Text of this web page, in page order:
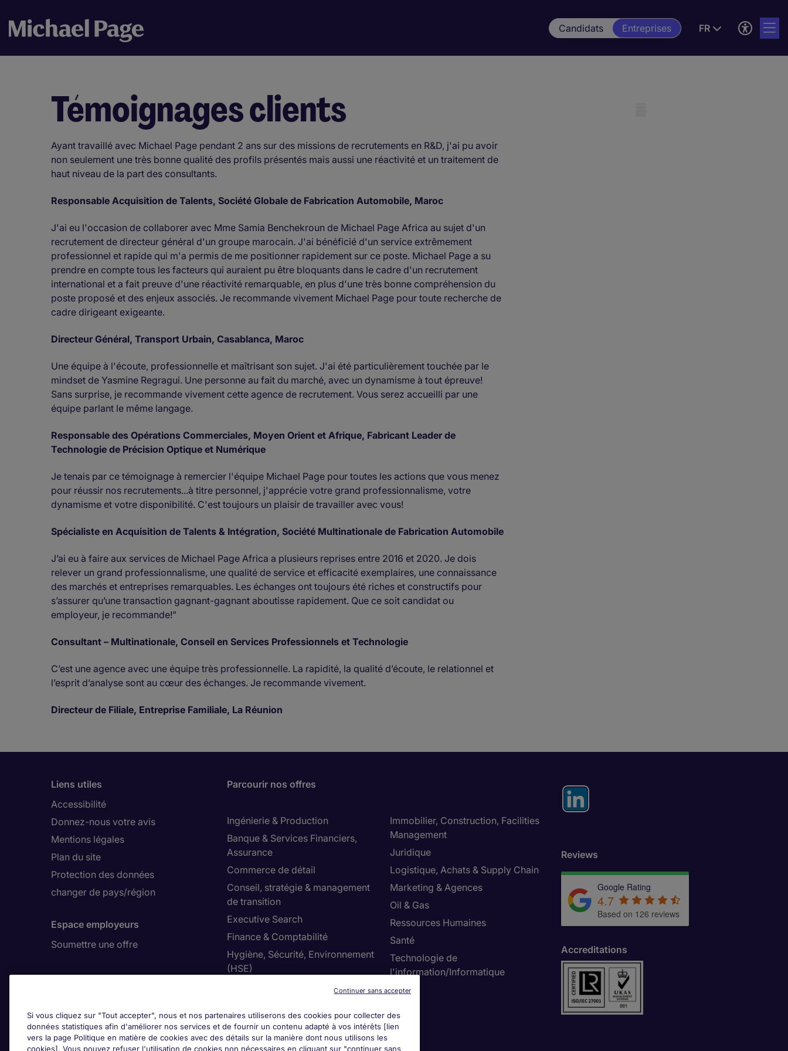
Candidats Entreprises FR
Témoignages clients
Ayant travaillé avec Michael Page pendant 2 ans sur des missions de recrutements en R&D, j'ai pu avoir
non seulement une très bonne qualité des profils présentés mais aussi une réactivité et un traitement de
haut niveau de la part des consultants.
Responsable Acquisition de Talents, Société Globale de Fabrication Automobile, Maroc
J'ai eu l'occasion de collaborer avec Mme Samia Benchekroun de Michael Page Africa au sujet d'un
recrutement de directeur général d'un groupe marocain. J'ai bénéficié d'un service extrêmement
professionnel et rapide qui m'a permis de me positionner rapidement sur ce poste. Michael Page a su
prendre en compte tous les facteurs qui auraient pu être bloquants dans le cadre d'un recrutement
international et a fait preuve d'une réactivité remarquable, en plus d'une très bonne compréhension du
poste proposé et des enjeux associés. Je recommande vivement Michael Page pour toute recherche de
cadre dirigeant exigeante.
Directeur Général, Transport Urbain, Casablanca, Maroc
Une équipe à l'écoute, professionnelle et maîtrisant son sujet. J'ai été particulièrement touchée par le
mindset de Yasmine Regragui. Une personne au fait du marché, avec un dynamisme à tout épreuve!
Sans surprise, je recommande vivement cette agence de recrutement. Vous serez accueilli par une
équipe parlant le même langage.
Responsable des Opérations Commerciales, Moyen Orient et Afrique, Fabricant Leader de
Technologie de Précision Optique et Numérique
Je tenais par ce témoignage à remercier l'équipe Michael Page pour toutes les actions que vous menez
pour réussir nos recrutements...à titre personnel, j'apprécie votre grand professionnalisme, votre
dynamisme et votre disponibilité. C'est toujours un plaisir de travailler avec vous!
Spécialiste en Acquisition de Talents & Intégration, Société Multinationale de Fabrication Automobile
J’ai eu à faire aux services de Michael Page Africa a plusieurs reprises entre 2016 et 2020. Je dois
relever un grand professionnalisme, une qualité de service et efficacité exemplaires, une connaissance
des marchés et entreprises remarquables. Les échanges ont toujours été riches et constructifs pour
s’assurer qu’une transaction gagnant-gagnant aboutisse rapidement. Que ce soit candidat ou
employeur, je recommande!”
Consultant – Multinationale, Conseil en Services Professionnels et Technologie
C’est une agence avec une équipe très professionnelle. La rapidité, la qualité d’écoute, le relationnel et
l’esprit d’analyse sont au cœur des échanges. Je recommande vivement.
Directeur de Filiale, Entreprise Familiale, La Réunion
Liens utiles
Accessibilité
Donnez-nous votre avis
Mentions légales
Plan du site
Protection des données
changer de pays/région
Espace employeurs
Soumettre une offre
Parcourir nos offres
Ingénierie & Production
Banque & Services Financiers,
Assurance
Commerce de détail
Conseil, stratégie & management
de transition
Executive Search
Finance & Comptabilité
Hygiène, Sécurité, Environnement
(HSE)
Immobilier, Construction, Facilities
Management
Juridique
Logistique, Achats & Supply Chain
Marketing & Agences
Oil & Gas
Ressources Humaines
Santé
Technologie de
l'information/Informatique
Ventes
Qui sommes-nous?
Investisseurs
Reviews
Google Rating
4.7
Based on 126 reviews
Accreditations
Si vous cliquez sur "Tout accepter", nous et nos partenaires utiliserons des cookies pour collecter des
données statistiques afin d'améliorer nos services et de fournir un contenu adapté à vos intérêts [lien
vers la page Politique en matière de cookies avec des détails sur la manière dont nous utilisons les
cookies]. Vous pouvez refuser l'utilisation de cookies non nécessaires en cliquant sur "continuer sans
Continuer sans accepter